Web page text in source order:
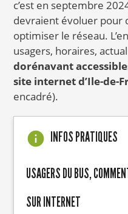
c’est en septembre
devraient évoluer pour
optimiser le réseau.
usagers, horaires,
dorénavant
site internet d’Ile-de-
encadré).
INFOS PRATIQUES
USAGERS DU BUS,
SUR INTERNET